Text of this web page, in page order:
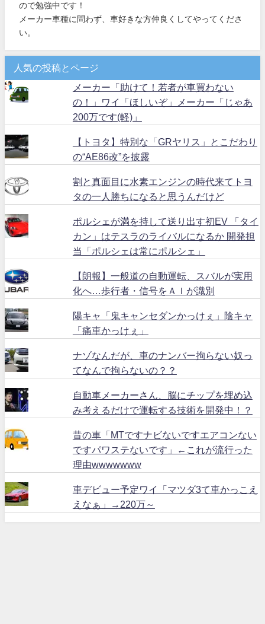
ので勉強中です！
メーカー車種に問わず、車好きな方仲良くしてやってくださ
い。
人気の投稿とページ
メーカー「助けて！若者が車買わない
の！」ワイ「ほしいぞ」メーカー「じゃあ
200万です(軽)」
【トヨタ】特別な「GRヤリス」とこだわり
の“AE86改”を披露
割と真面目に水素エンジンの時代来てトヨ
タの一人勝ちになると思うんだけど
ポルシェが満を持して送り出す初EV 「タイ
カン」はテスラのライバルになるか 開発担
当「ポルシェは常にポルシェ」
【朗報】一般道の自動運転、スバルが実用
化へ…歩行者・信号をＡＩが識別
陽キャ「鬼キャンセダンかっけぇ」陰キャ
「痛車かっけぇ」
ナゾなんだが、車のナンバー拘らない奴っ
てなんで拘らないの？？
自動車メーカーさん、脳にチップを埋め込
み考えるだけで運転する技術を開発中！？
昔の車「MTですナビないですエアコンない
ですパワステないです」←これが流行った
理由wwwwwww
車デビュー予定ワイ「マツダ3て車かっこえ
えなぁ」→220万～